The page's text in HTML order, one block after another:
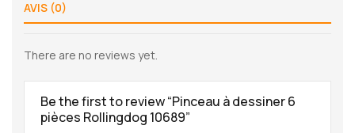
AVIS (0)
There are no reviews yet.
Be the first to review “Pinceau à dessiner 6
pièces Rollingdog 10689”